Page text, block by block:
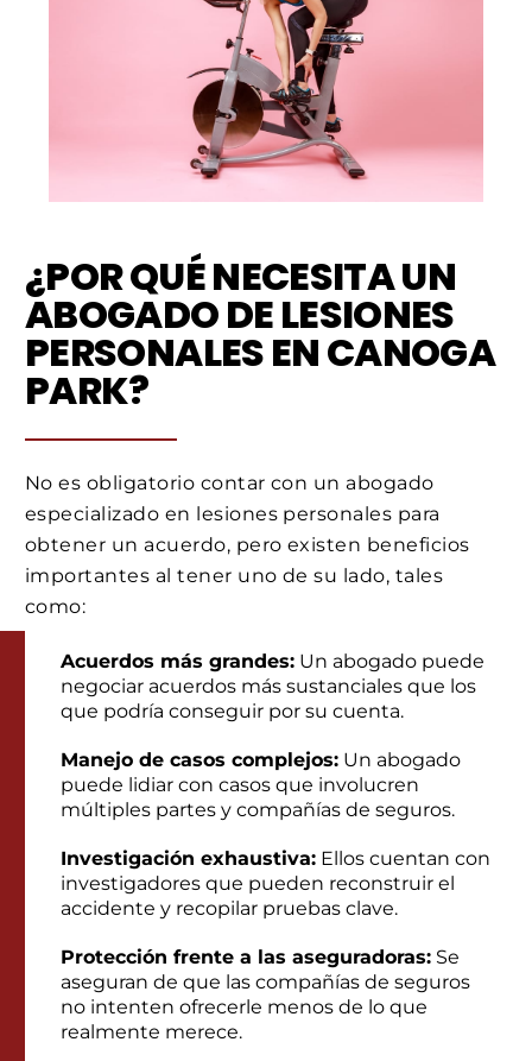
¿POR QUÉ NECESITA UN
ABOGADO DE LESIONES
PERSONALES EN CANOGA
PARK?
No es obligatorio contar con un abogado
especializado en lesiones personales para
obtener un acuerdo, pero existen beneficios
importantes al tener uno de su lado, tales
como:
Acuerdos más grandes: Un abogado puede
negociar acuerdos más sustanciales que los
que podría conseguir por su cuenta.
Manejo de casos complejos: Un abogado
puede lidiar con casos que involucren
múltiples partes y compañías de seguros.
Investigación exhaustiva: Ellos cuentan con
investigadores que pueden reconstruir el
accidente y recopilar pruebas clave.
Protección frente a las aseguradoras: Se
aseguran de que las compañías de seguros
no intenten ofrecerle menos de lo que
realmente merece.